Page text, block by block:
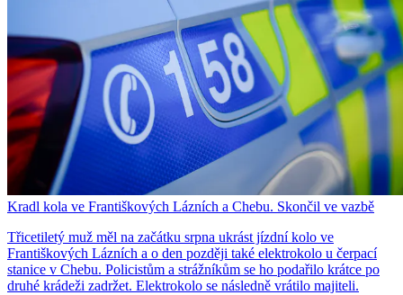
Kradl kola ve Františkových Lázních a Chebu. Skončil ve vazbě
Třicetiletý muž měl na začátku srpna ukrást jízdní kolo ve
Františkových Lázních a o den později také elektrokolo u čerpací
stanice v Chebu. Policistům a strážníkům se ho podařilo krátce po
druhé krádeži zadržet. Elektrokolo se následně vrátilo majiteli.